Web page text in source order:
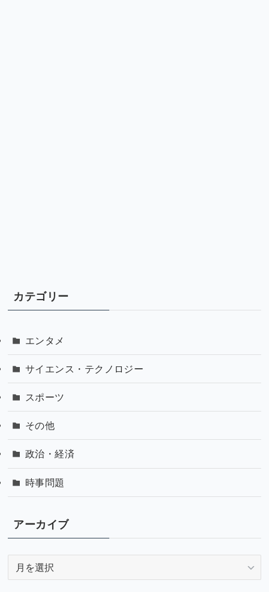
カテゴリー
エンタメ
サイエンス・テクノロジー
スポーツ
その他
政治・経済
時事問題
アーカイブ